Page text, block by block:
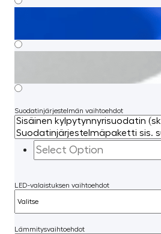
Suodatinjärjestelmän vaihtoehdot
LED-valaistuksen vaihtoehdot
Lämmitysvaihtoehdot